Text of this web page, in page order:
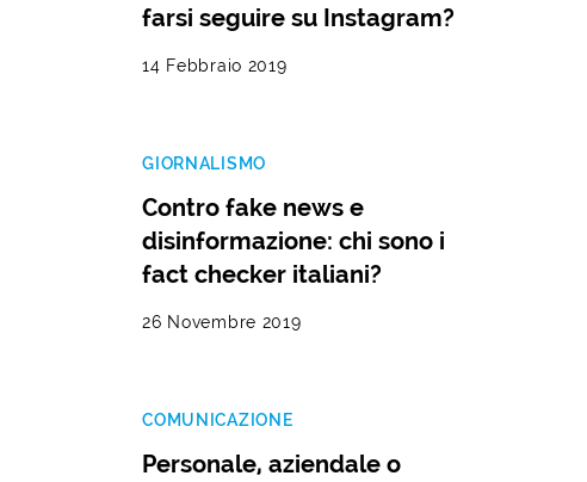
farsi seguire su Instagram?
14 Febbraio 2019
GIORNALISMO
Contro fake news e
disinformazione: chi sono i
fact checker italiani?
26 Novembre 2019
COMUNICAZIONE
Personale, aziendale o